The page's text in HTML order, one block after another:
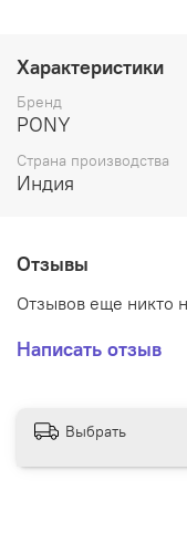
металла спицы
гладкую
и
Товары этой
благодаря
Характеристики
Бренд
PONY
Страна производства
Индия
Отзывы
Отзывов еще никто
Написать отзыв
Выбрать